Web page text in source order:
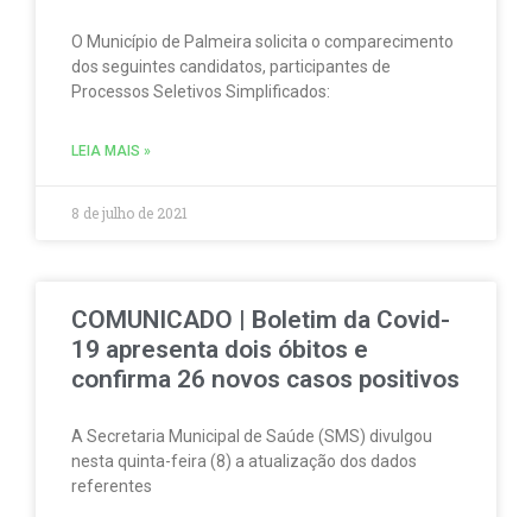
O Município de Palmeira solicita o comparecimento
dos seguintes candidatos, participantes de
Processos Seletivos Simplificados:
LEIA MAIS »
8 de julho de 2021
COMUNICADO | Boletim da Covid-
19 apresenta dois óbitos e
confirma 26 novos casos positivos
A Secretaria Municipal de Saúde (SMS) divulgou
nesta quinta-feira (8) a atualização dos dados
referentes